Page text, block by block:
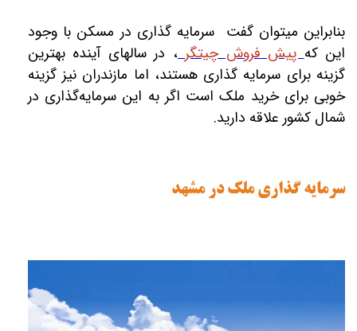
بنابراین می‏توان گفت سرمایه گذاری در مسکن با وجود
این کهپیش فروش چیتگر
، در سال‎های آینده بهترین
گزینه برای سرمایه ‎گذاری هستند، اما مازندران نیز گزینه
خوبی برای خرید ملک است اگر به این سرمایه‌گذاری در
شمال کشور علاقه دارید.
سرمایه‏ گذاری ملک در مشهد